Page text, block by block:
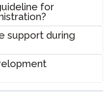
for
support during